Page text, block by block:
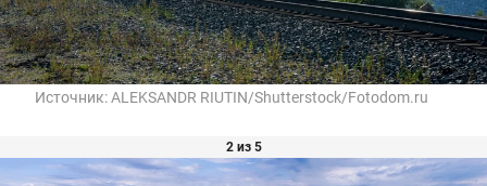
Источник:ALEKSANDR RIUTIN/Shutterstock/Fotodom.ru
2 из 5